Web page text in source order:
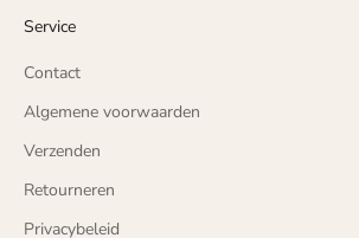
Service
Contact
Algemene voorwaarden
Verzenden
Retourneren
Privacybeleid